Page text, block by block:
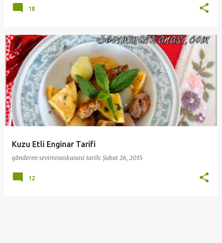
18
Kuzu Etli Enginar Tarifi
gönderen seviminaskanasi tarih: Şubat 26, 2015
12